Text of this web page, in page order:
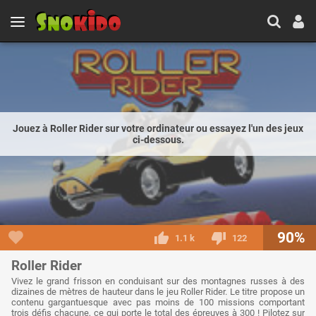
Jouez à Roller Rider sur votre ordinateur ou essayez l'un des jeux
ci-dessous.
1.1 k 122 90%
Roller Rider
Vivez le grand frisson en conduisant sur des montagnes russes à des
dizaines de mètres de hauteur dans le jeu Roller Rider. Le titre propose un
contenu gargantuesque avec pas moins de 100 missions comportant
trois défis chacune, ce qui porte le total des épreuves à 300 ! Pilotez sur